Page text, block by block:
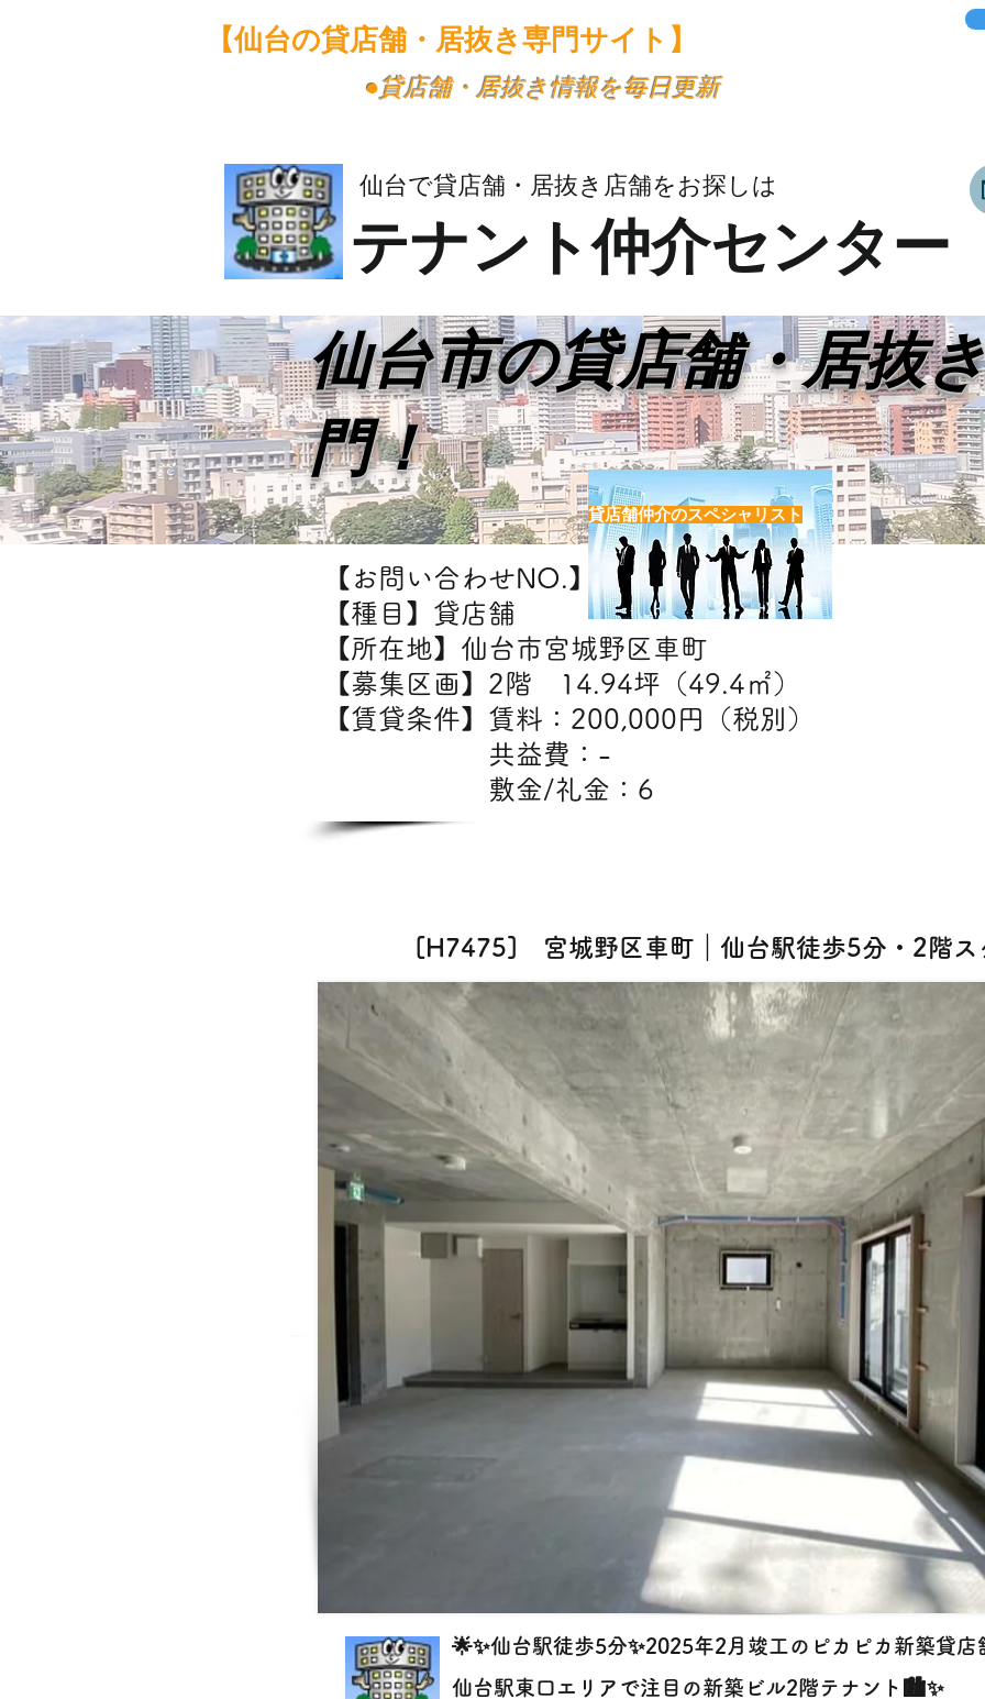
【仙台の貸店舗・居抜き専門サイト】
​●貸店舗・居抜き情報を毎日更新
仙台で貸店舗・居抜き店舗をお探しは
テナント仲介センター
【お問い合わせNO.】H7475
【種目】貸店舗
【所在地】仙台市宮城野区車町
【募集区画】2階 14.94坪（49.4㎡）
【賃貸条件】賃料：200,000円（税別）
共益費：-
敷金/礼金：6
[H7475] 宮城野区車町｜仙台駅徒歩5分・2階ス
🌟✨仙台駅徒歩5分✨2025年2月竣工のピカピカ新築貸店
仙台駅東口エリアで注目の新築ビル2階テナント🏙️✨
仙台市の貸店舗・居抜
門！
貸店舗仲介のスペシャリスト